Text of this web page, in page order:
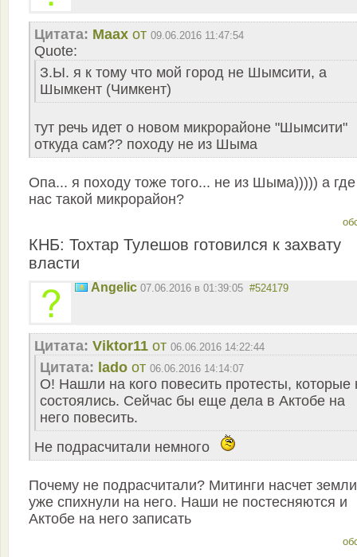
Цитата: Maax от 09.06.2016 11:47:54
Quote:
З.Ы. я к тому что мой город не Шымсити, а
Шымкент (Чимкент)
тут речь идет о новом микрорайоне "Шымсити"
откуда сам?? походу не из Шыма
Опа... я походу тоже того... не из Шыма))))) а
нас такой микрорайон?
КНБ: Тохтар Тулешов готовился к захвату
власти
Angelic 07.06.2016 в 01:39:05 #524179
Цитата: Viktor11 от 06.06.2016 14:22:44
Цитата: lado от 06.06.2016 14:14:07
О! Нашли на кого повесить протесты, которые
состоялись. Сейчас бы еще дела в Актобе на
него повесить.
Не подрасчитали немного
Почему не подрасчитали? Митинги насчет
уже спихнули на него. Наши не постесняются и
Актобе на него записать